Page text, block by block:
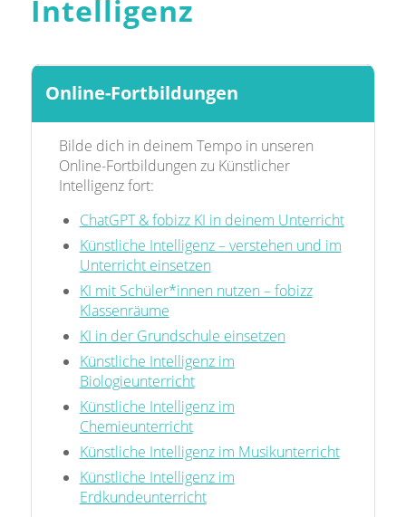
Intelligenz
Online-Fortbildungen
Bilde dich in deinem Tempo in unseren
Online-Fortbildungen zu Künstlicher
Intelligenz fort:
ChatGPT & fobizz KI in deinem Unterricht
Künstliche Intelligenz – verstehen und im
Unterricht einsetzen
KI mit Schüler*innen nutzen – fobizz
Klassenräume
KI in der Grundschule einsetzen
Künstliche Intelligenz im
Biologieunterricht
Künstliche Intelligenz im
Chemieunterricht
Künstliche Intelligenz im Musikunterricht
Künstliche Intelligenz im
Erdkundeunterricht